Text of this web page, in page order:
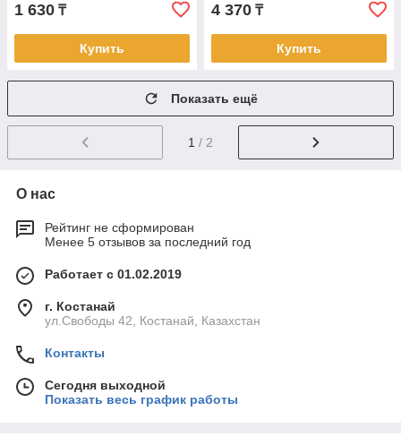
1 630 ₸
Купить
4 370 ₸
Купить
Показать ещё
1 / 2
О нас
Рейтинг не сформирован
Менее 5 отзывов за последний год
Работает с 01.02.2019
г. Костанай
ул.Свободы 42, Костанай, Казахстан
Контакты
Сегодня выходной
Показать весь график работы